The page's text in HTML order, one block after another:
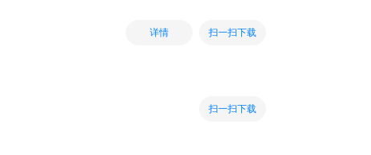
详情 扫一扫下载
扫一扫下载